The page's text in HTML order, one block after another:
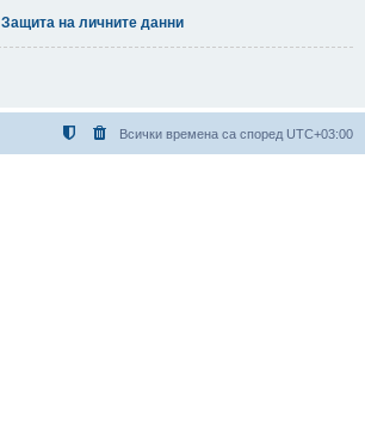
Защита на личните данни
Всички времена са според UTC+03:00